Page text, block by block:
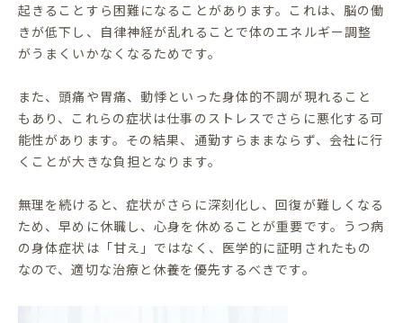
起きることすら困難になることがあります。これは、脳の働
きが低下し、自律神経が乱れることで体のエネルギー調整
がうまくいかなくなるためです。
また、頭痛や胃痛、動悸といった身体的不調が現れること
もあり、これらの症状は仕事のストレスでさらに悪化する可
能性があります。その結果、通勤すらままならず、会社に行
くことが大きな負担となります。
無理を続けると、症状がさらに深刻化し、回復が難しくなる
ため、早めに休職し、心身を休めることが重要です。うつ病
の身体症状は「甘え」ではなく、医学的に証明されたもの
なので、適切な治療と休養を優先するべきです。